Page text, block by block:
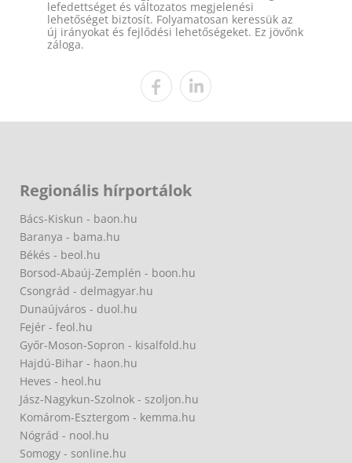
lefedettséget és változatos megjelenési
lehetőséget biztosít. Folyamatosan keressük az
új irányokat és fejlődési lehetőségeket. Ez jövőnk
záloga.
Regionális hírportálok
Bács-Kiskun - baon.hu
Baranya - bama.hu
Békés - beol.hu
Borsod-Abaúj-Zemplén - boon.hu
Csongrád - delmagyar.hu
Dunaújváros - duol.hu
Fejér - feol.hu
Győr-Moson-Sopron - kisalfold.hu
Hajdú-Bihar - haon.hu
Heves - heol.hu
Jász-Nagykun-Szolnok - szoljon.hu
Komárom-Esztergom - kemma.hu
Nógrád - nool.hu
Somogy - sonline.hu